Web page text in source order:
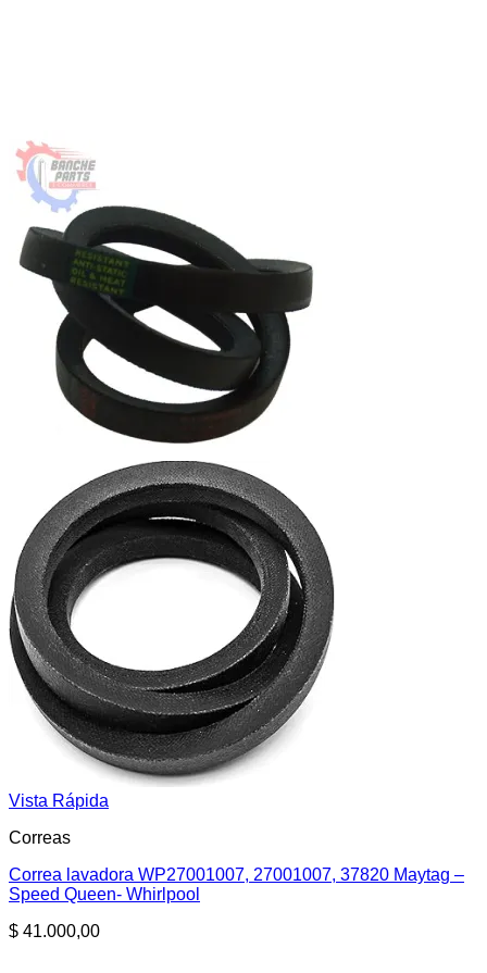
Vista Rápida
Correas
Correa lavadora WP27001007, 27001007, 37820 Maytag –
Speed Queen- Whirlpool
$ 41.000,00